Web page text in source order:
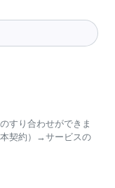
すり合わせができま
契約）→サービスの